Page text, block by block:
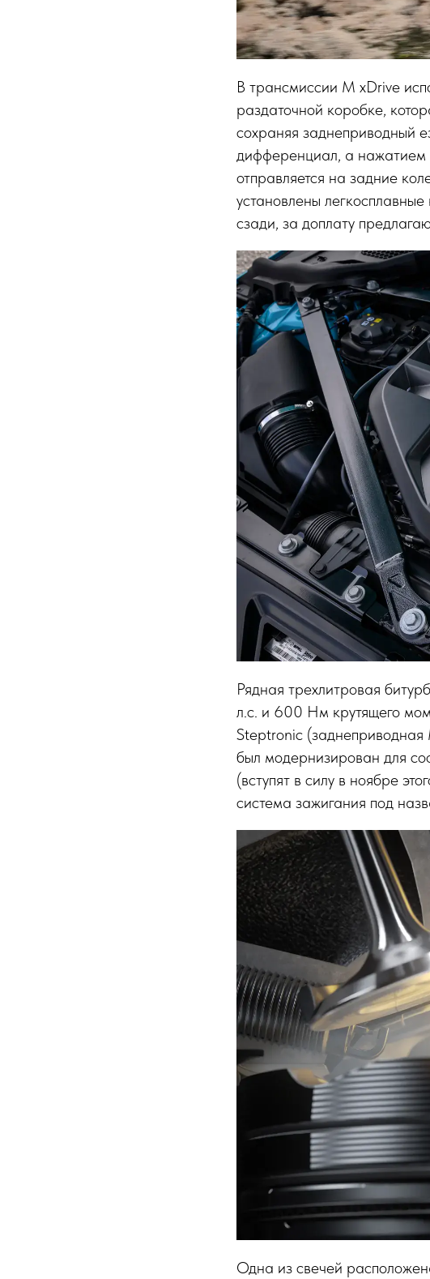
В трансмиссии M xDrive
раздаточной коробке,
сохраняя заднеприводный
дифференциал, а нажатием
отправляется на задние
установлены
сзади, за доплату
Рядная трехлитровая
л.с. и 600 Нм крутящего
Steptronic (заднеприводная
был модернизирован для
(вступят в силу в ноябре
система зажигания под
Одна из свечей